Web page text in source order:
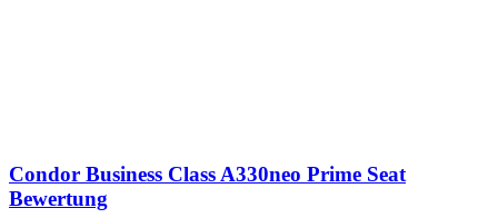
Condor Business Class A330neo Prime Seat
Bewertung